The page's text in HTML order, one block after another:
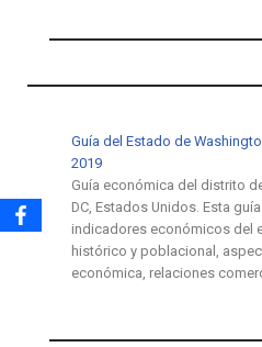
Guía del Estado de
2019
Guía económica del distrito
DC, Estados Unidos. Esta
indicadores económicos del
histórico y poblacional,
económica, relaciones